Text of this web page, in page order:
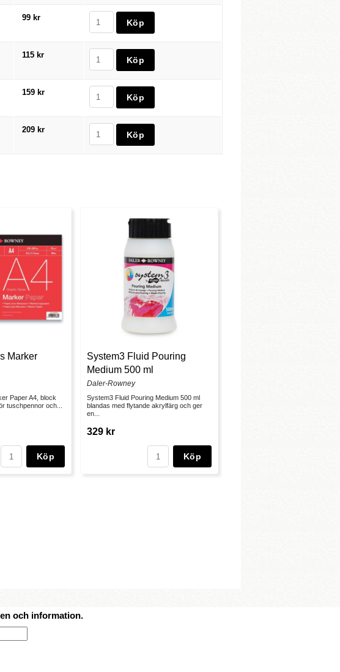
99 kr
115 kr
159 kr
209 kr
Marker
Paper A4, block
tuschpennor och...
Köp
System3 Fluid Pouring
Medium 500 ml
Daler-Rowney
System3 Fluid Pouring Medium 500 ml
blandas med flytande akrylfärg och ger
en...
329 kr
Köp
och information.